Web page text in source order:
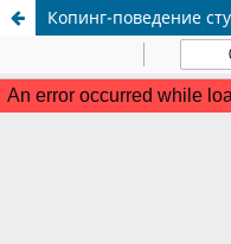
Копинг-поведение